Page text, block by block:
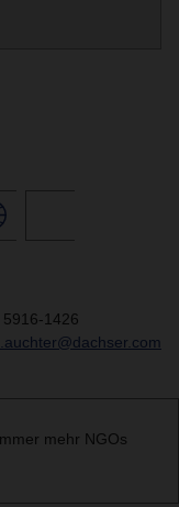
1426
mehr NGOs